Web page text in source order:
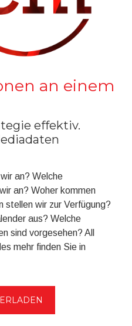
an einem
effektiv.
an? Welche
an? Woher kommen
stellen wir zur Verfügung?
aus? Welche
sind vorgesehen? All
mehr finden Sie in